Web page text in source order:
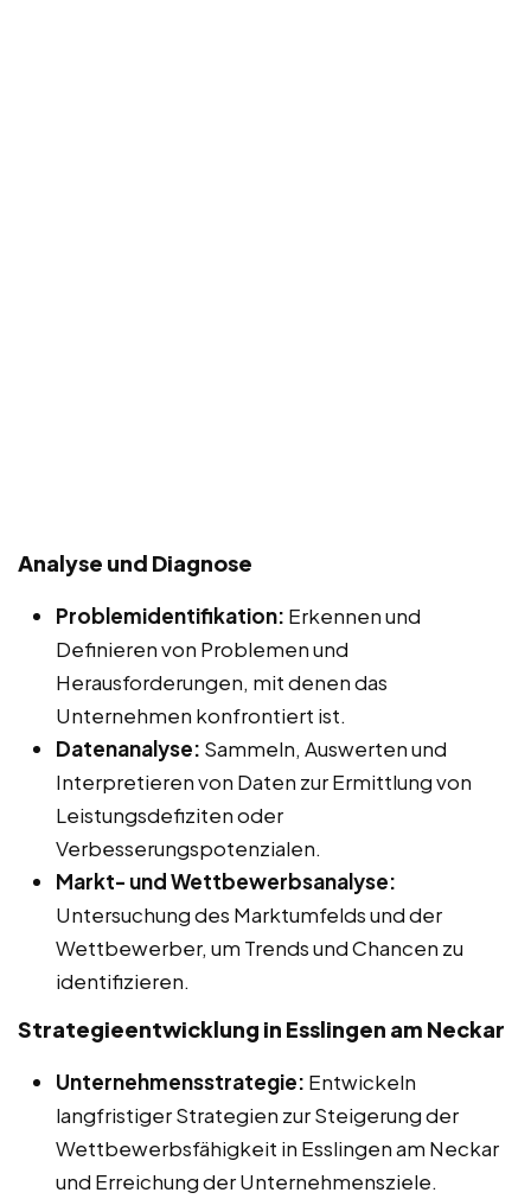
Analyse und Diagnose
Problemidentifikation: Erkennen und
Definieren von Problemen und
Herausforderungen, mit denen das
Unternehmen konfrontiert ist.
Datenanalyse: Sammeln, Auswerten und
Interpretieren von Daten zur Ermittlung von
Leistungsdefiziten oder
Verbesserungspotenzialen.
Markt- und Wettbewerbsanalyse:
Untersuchung des Marktumfelds und der
Wettbewerber, um Trends und Chancen zu
identifizieren.
Strategieentwicklung in Esslingen am Neckar
Unternehmensstrategie: Entwickeln
langfristiger Strategien zur Steigerung der
Wettbewerbsfähigkeit in Esslingen am Neckar
und Erreichung der Unternehmensziele.